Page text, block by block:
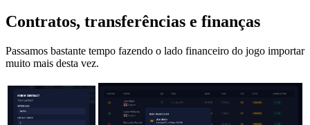
Contratos, transferências e finanças
Passamos bastante tempo fazendo o lado financeiro do jogo importar
muito mais desta vez.